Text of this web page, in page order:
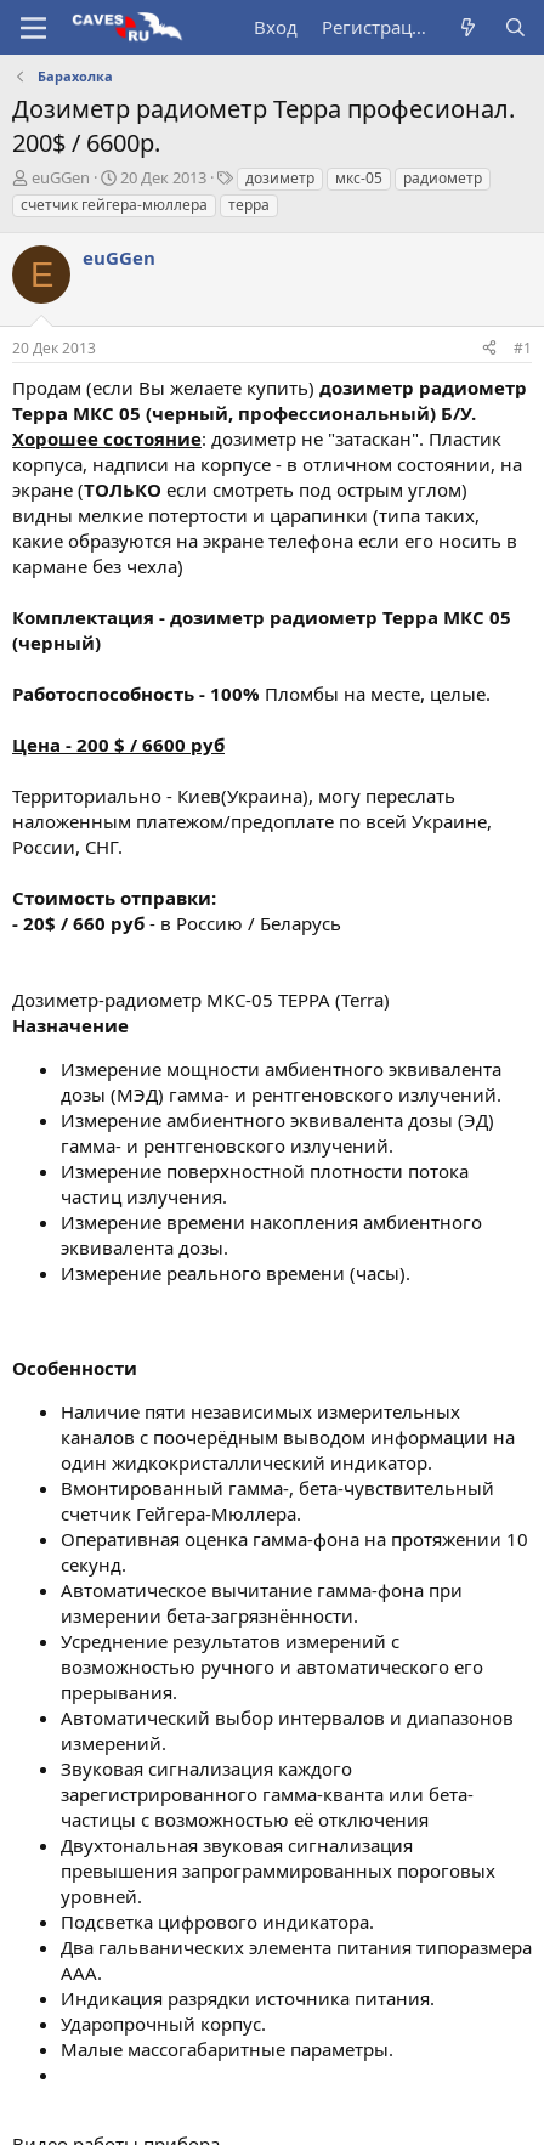
Вход Регистрация
Барахолка
Дозиметр радиометр Терра професионал.
200$ / 6600р.
А
в
т
о
р
т
е
м
ы
euGGen
Д
а
т
н
а
20 Дек 2013
Т
е
г
дозиметр мкс-05
радиометр
счетчик гейгера-мюллера
терра
E euGGen
20 Дек 2013 #1
Продам (если Вы желаете купить) дозиметр радиометр
Терра МКС 05 (черный, профессиональный) Б/У.
Хорошее состояние: дозиметр не "затаскан". Пластик
корпуса, надписи на корпусе - в отличном состоянии, на
экране (ТОЛЬКО если смотреть под острым углом)
видны мелкие потертости и царапинки (типа таких,
какие образуются на экране телефона если его носить в
кармане без чехла)
Комплектация - дозиметр радиометр Терра МКС 05
(черный)
Работоспособность - 100% Пломбы на месте, целые.
Цена - 200 $ / 6600 руб
Территориально - Киев(Украина), могу переслать
наложенным платежом/предоплате по всей Украине,
России, СНГ.
Стоимость отправки:
- 20$ / 660 руб - в Россию / Беларусь
Дозиметр-радиометр МКС-05 ТЕРРА (Terra)
Назначение
Измерение мощности амбиентного эквивалента
дозы (МЭД) гамма- и рентгеновского излучений.
Измерение амбиентного эквивалента дозы (ЭД)
гамма- и рентгеновского излучений.
Измерение поверхностной плотности потока
частиц излучения.
Измерение времени накопления амбиентного
эквивалента дозы.
Измерение реального времени (часы).
Особенности
Наличие пяти независимых измерительных
каналов с поочерёдным выводом информации на
один жидкокристаллический индикатор.
Вмонтированный гамма-, бета-чувствительный
счетчик Гейгера-Мюллера.
Оперативная оценка гамма-фона на протяжении 10
секунд.
Автоматическое вычитание гамма-фона при
измерении бета-загрязнённости.
Усреднение результатов измерений с
возможностью ручного и автоматического его
прерывания.
Автоматический выбор интервалов и диапазонов
измерений.
Звуковая сигнализация каждого
зарегистрированного гамма-кванта или бета-
частицы c возможностью её отключения
Двухтональная звуковая сигнализация
превышения запрограммированных пороговых
уровней.
Подсветка цифрового индикатора.
Два гальванических элемента питания типоразмера
ААА.
Индикация разрядки источника питания.
Ударопрочный корпус.
Малые массогабаритные параметры.